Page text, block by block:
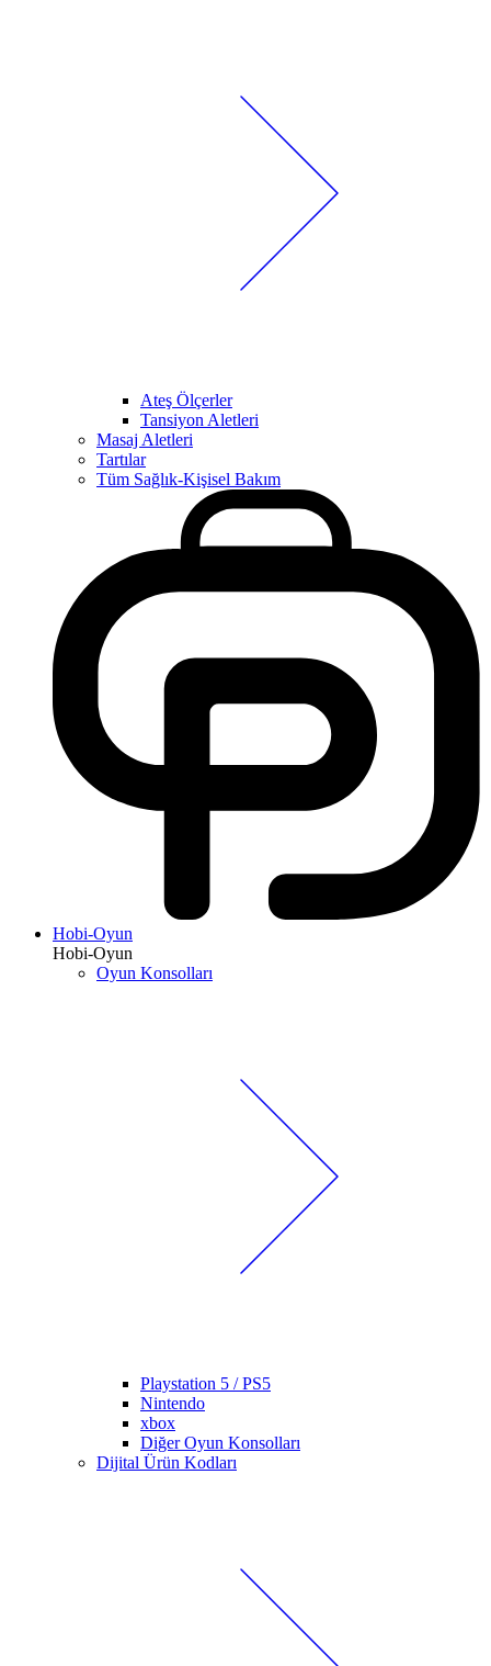
Ateş Ölçerler
Tansiyon Aletleri
Masaj Aletleri
Tartılar
Tüm Sağlık-Kişisel Bakım
Hobi-Oyun
Hobi-Oyun
Oyun Konsolları
Playstation 5 / PS5
Nintendo
xbox
Diğer Oyun Konsolları
Dijital Ürün Kodları